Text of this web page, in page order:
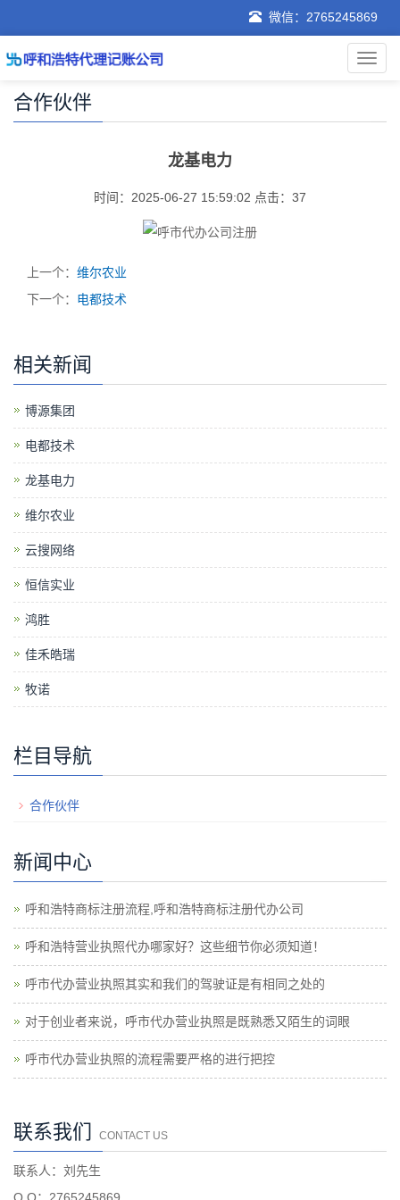
微信：2765245869
合作伙伴
龙基电力
时间：2025-06-27 15:59:02 点击： 37
上一个： 维尔农业
下一个： 电都技术
相关新闻
博源集团
电都技术
龙基电力
维尔农业
云搜网络
恒信实业
鸿胜
佳禾皓瑞
牧诺
栏目导航
合作伙伴
新闻中心
呼和浩特商标注册流程,呼和浩特商标注册代办公司
呼和浩特营业执照代办哪家好？这些细节你必须知道！
呼市代办营业执照其实和我们的驾驶证是有相同之处的
对于创业者来说，呼市代办营业执照是既熟悉又陌生的词眼
呼市代办营业执照的流程需要严格的进行把控
联系我们 CONTACT US
联系人：刘先生